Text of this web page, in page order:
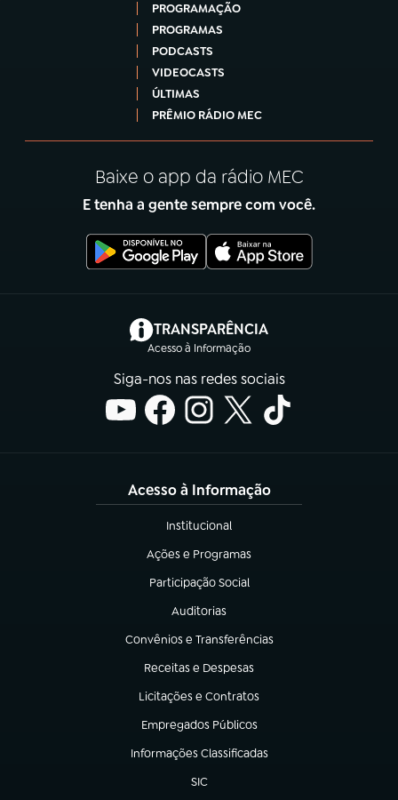
PROGRAMAÇÃO
PROGRAMAS
PODCASTS
VIDEOCASTS
ÚLTIMAS
PRÊMIO RÁDIO MEC
Baixe o app da rádio MEC
E tenha a gente sempre com você.
TRANSPARÊNCIA
Acesso à Informação
(abre em nova aba)
Siga-nos nas redes sociais
Acesso à Informação
Institucional
(abre em nova aba)
Ações e Programas
(abre em nova aba)
Participação Social
(abre em nova aba)
Auditorias
(abre em nova aba)
Convênios e Transferências
(abre em nova aba)
Receitas e Despesas
(abre em nova aba)
Licitações e Contratos
(abre em nova aba)
Empregados Públicos
(abre em nova aba)
Informações Classificadas
(abre em nova aba)
SIC
(abre em nova aba)